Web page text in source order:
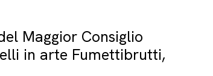
Maggior Consiglio
in arte Fumettibrutti,